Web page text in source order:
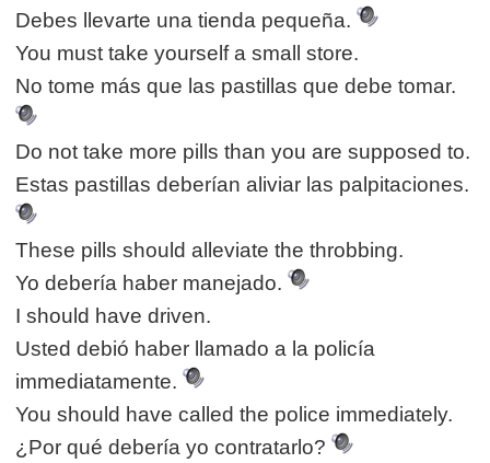
Debes llevarte una tienda pequeña.
You must take yourself a small store.
No tome más que las pastillas que debe tomar.
Do not take more pills than you are supposed to.
Estas pastillas deberían aliviar las palpitaciones.
These pills should alleviate the throbbing.
Yo debería haber manejado.
I should have driven.
Usted debió haber llamado a la policía
immediatamente.
You should have called the police immediately.
¿Por qué debería yo contratarlo?